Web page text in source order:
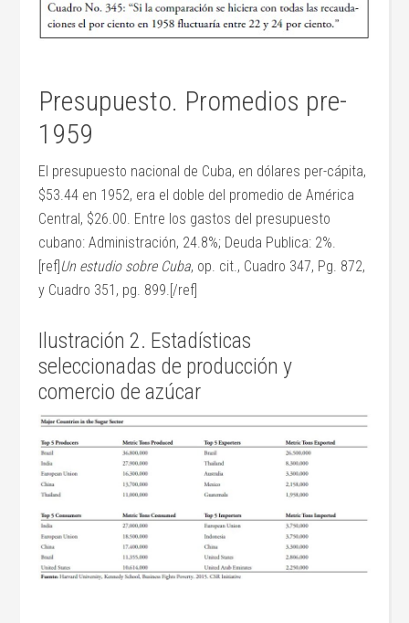
Presupuesto. Promedios pre-
1959
El presupuesto nacional de Cuba, en dólares per-cápita,
$53.44 en 1952, era el doble del promedio de América
Central, $26.00. Entre los gastos del presupuesto
cubano: Administración, 24.8%; Deuda Publica: 2%.
[ref] Un estudio sobre Cuba, op. cit., Cuadro 347, Pg. 872,
y Cuadro 351, pg. 899.[/ref]
Ilustración 2. Estadísticas
seleccionadas de producción y
comercio de azúcar